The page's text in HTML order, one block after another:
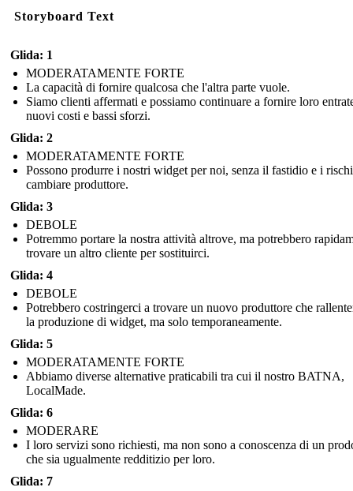
Storyboard Text
Glida: 1
MODERATAMENTE FORTE
La capacità di fornire qualcosa che l'altra parte vuole.
Siamo clienti affermati e possiamo continuare a fornire loro
nuovi costi e bassi sforzi.
Glida: 2
MODERATAMENTE FORTE
Possono produrre i nostri widget per noi, senza il fastidio e i
cambiare produttore.
Glida: 3
DEBOLE
Potremmo portare la nostra attività altrove, ma potrebbero
trovare un altro cliente per sostituirci.
Glida: 4
DEBOLE
Potrebbero costringerci a trovare un nuovo produttore che
la produzione di widget, ma solo temporaneamente.
Glida: 5
MODERATAMENTE FORTE
Abbiamo diverse alternative praticabili tra cui il nostro BATNA,
LocalMade.
Glida: 6
MODERARE
I loro servizi sono richiesti, ma non sono a conoscenza di un
che sia ugualmente redditizio per loro.
Glida: 7